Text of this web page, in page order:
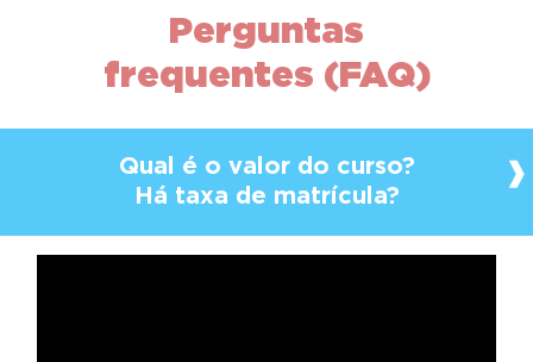
Perguntas
frequentes (FAQ)
Qual é o valor do curso?
Há taxa de matrícula?